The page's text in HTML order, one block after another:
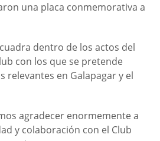
una placa conmemorativa a
dentro de los actos del
con los que se pretende
relevantes en Galapagar y el
agradecer enormemente a
y colaboración con el Club